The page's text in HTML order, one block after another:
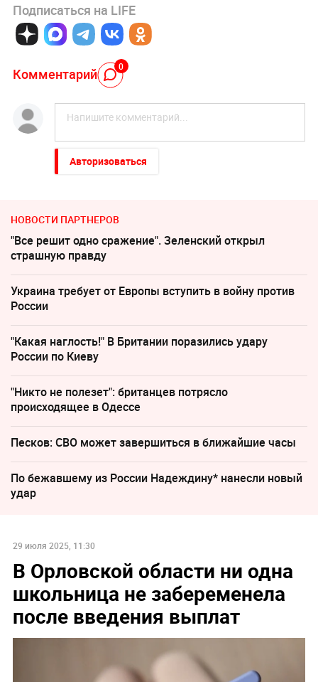
Подписаться на LIFE
Комментарий 0
Авторизоваться
НОВОСТИ ПАРТНЕРОВ
"Все решит одно сражение". Зеленский открыл
страшную правду
Украина требует от Европы вступить в войну против
России
"Какая наглость!" В Британии поразились удару
России по Киеву
"Никто не полезет": британцев потрясло
происходящее в Одессе
Песков: СВО может завершиться в ближайшие часы
По бежавшему из России Надеждину* нанесли новый
удар
29 июля 2025, 11:30
В Орловской области ни одна
школьница не забеременела
после введения выплат